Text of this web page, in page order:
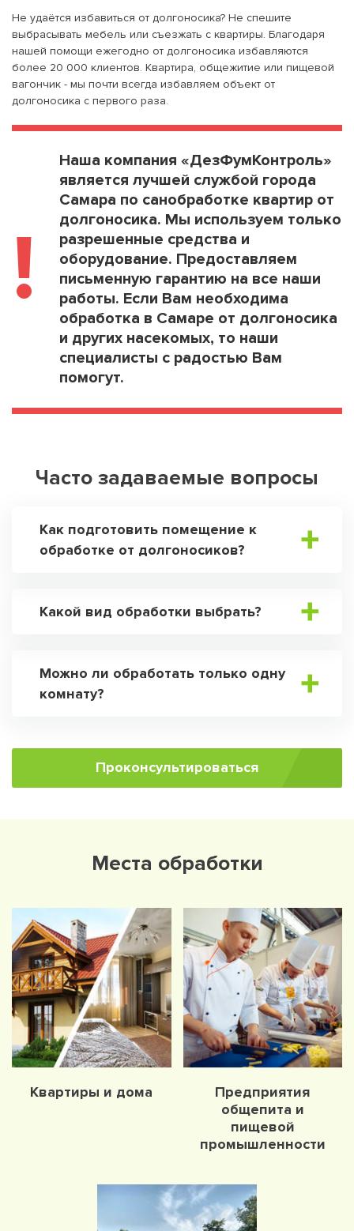
Не удаётся избавиться от долгоносика? Не спешите
выбрасывать мебель или съезжать с квартиры. Благодаря
нашей помощи ежегодно от долгоносика избавляются
более 20 000 клиентов. Квартира, общежитие или пищевой
вагончик - мы почти всегда избавляем объект от
долгоносика с первого раза.
!
Наша компания «ДезФумКонтроль»
является лучшей службой города
Самара по санобработке квартир от
долгоносика. Мы используем только
разрешенные средства и
оборудование. Предоставляем
письменную гарантию на все наши
работы. Если Вам необходима
обработка в Самаре от долгоносика
и других насекомых, то наши
специалисты с радостью Вам
помогут.
Часто задаваемые вопросы
Как подготовить помещение к
обработке от долгоносиков?
Какой вид обработки выбрать?
Можно ли обработать только одну
комнату?
Проконсультироваться
Места обработки
Квартиры и дома
Предприятия
общепита и
пищевой
промышленности